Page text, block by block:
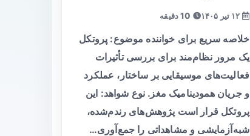
خلاصه سریع برای خواننده موضوع: پروتکل
یک مرور نظام‌مند برای بررسی تأثیرات
فعالیت‌های موسیقایی بر ساختار، عملکرد
و جریان همودینامیک مغز. نوع شواهد: این
پروتکل قرار است پژوهش‌های رندم‌شده،
شبه‌آزمایشی و مشاهداتی را جمع‌آوری…